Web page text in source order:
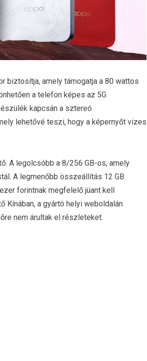
biztosítja, amely támogatja a 80 wattos
a telefon képes az 5G
kapcsán a sztereó
lehetővé teszi, hogy a képernyőt vizes
A legolcsóbb a 8/256 GB-os, amely
A legmenőbb összeállítás 12 GB
forintnak megfelelő jüant kell
Kínában, a gyártó helyi weboldalán
nem árultak el részleteket.